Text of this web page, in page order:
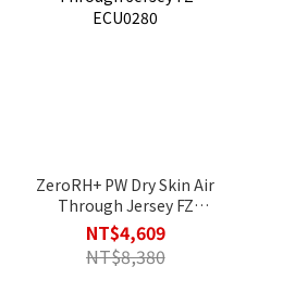
ZeroRH+ PW Dry Skin Air
Through Jersey FZ
ECU0280
NT$4,609
NT$8,380